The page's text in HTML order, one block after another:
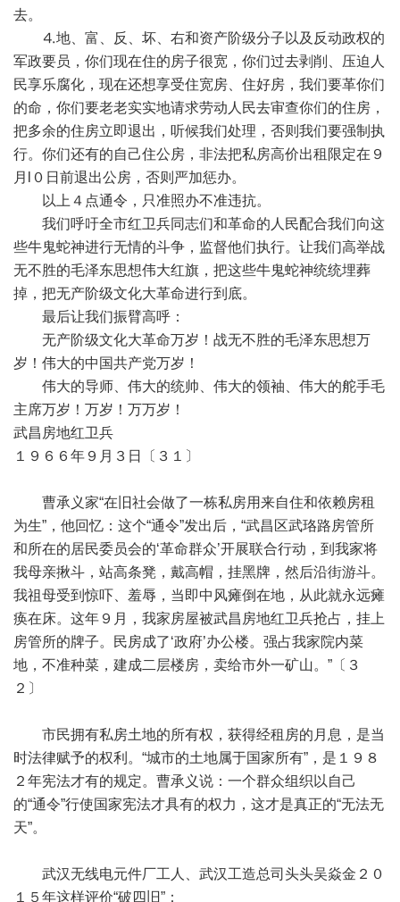
去。
⒋地、富、反、坏、右和资产阶级分子以及反动政权的
军政要员，你们现在住的房子很宽，你们过去剥削、压迫人
民享乐腐化，现在还想享受住宽房、住好房，我们要革你们
的命，你们要老老实实地请求劳动人民去审查你们的住房，
把多余的住房立即退出，听候我们处理，否则我们要强制执
行。你们还有的自己住公房，非法把私房高价出租限定在９
月l０日前退出公房，否则严加惩办。
以上４点通令，只准照办不准违抗。
我们呼吁全市红卫兵同志们和革命的人民配合我们向这
些牛鬼蛇神进行无情的斗争，监督他们执行。让我们高举战
无不胜的毛泽东思想伟大红旗，把这些牛鬼蛇神统统埋葬
掉，把无产阶级文化大革命进行到底。
最后让我们振臂高呼：
无产阶级文化大革命万岁！战无不胜的毛泽东思想万
岁！伟大的中国共产党万岁！
伟大的导师、伟大的统帅、伟大的领袖、伟大的舵手毛
主席万岁！万岁！万万岁！
武昌房地红卫兵
１９６６年９月３日〔３１〕
曹承义家“在旧社会做了一栋私房用来自住和依赖房租
为生”，他回忆：这个“通令”发出后，“武昌区武珞路房管所
和所在的居民委员会的‘革命群众’开展联合行动，到我家将
我母亲揪斗，站高条凳，戴高帽，挂黑牌，然后沿街游斗。
我祖母受到惊吓、羞辱，当即中风瘫倒在地，从此就永远瘫
痪在床。这年９月，我家房屋被武昌房地红卫兵抢占，挂上
房管所的牌子。民房成了‘政府’办公楼。强占我家院内菜
地，不准种菜，建成二层楼房，卖给市外一矿山。”〔３
２〕
市民拥有私房土地的所有权，获得经租房的月息，是当
时法律赋予的权利。“城市的土地属于国家所有”，是１９８
２年宪法才有的规定。曹承义说：一个群众组织以自己
的“通令”行使国家宪法才具有的权力，这才是真正的“无法无
天”。
武汉无线电元件厂工人、武汉工造总司头头吴焱金２０
１５年这样评价“破四旧”：